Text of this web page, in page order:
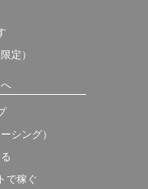
定）
シング）
で稼ぐ